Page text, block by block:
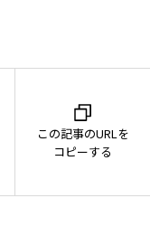
でシェア
この記事のURLを
コピーする